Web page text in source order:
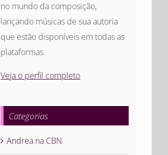
no mundo da composição,
lançando músicas de sua autoria
que estão disponíveis em todas as
plataformas.
Veja o perfil completo
Categorias
Andrea na CBN